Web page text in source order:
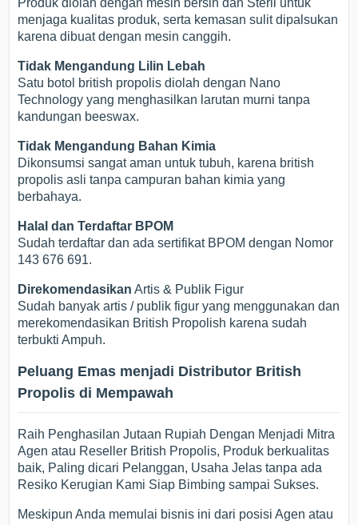
Produk diolah dengan mesin bersih dan Steril untuk
menjaga kualitas produk, serta kemasan sulit dipalsukan
karena dibuat dengan mesin canggih.
Tidak Mengandung Lilin Lebah
Satu botol british propolis diolah dengan Nano
Technology yang menghasilkan larutan murni tanpa
kandungan beeswax.
Tidak Mengandung Bahan Kimia
Dikonsumsi sangat aman untuk tubuh, karena british
propolis asli tanpa campuran bahan kimia yang
berbahaya.
Halal dan Terdaftar BPOM
Sudah terdaftar dan ada sertifikat BPOM dengan Nomor
143 676 691.
Direkomendasikan Artis & Publik Figur
Sudah banyak artis / publik figur yang menggunakan dan
merekomendasikan British Propolish karena sudah
terbukti Ampuh.
Peluang Emas menjadi Distributor British
Propolis di Mempawah
Raih Penghasilan Jutaan Rupiah Dengan Menjadi Mitra
Agen atau Reseller British Propolis, Produk berkualitas
baik, Paling dicari Pelanggan, Usaha Jelas tanpa ada
Resiko Kerugian Kami Siap Bimbing sampai Sukses.
Meskipun Anda memulai bisnis ini dari posisi Agen atau